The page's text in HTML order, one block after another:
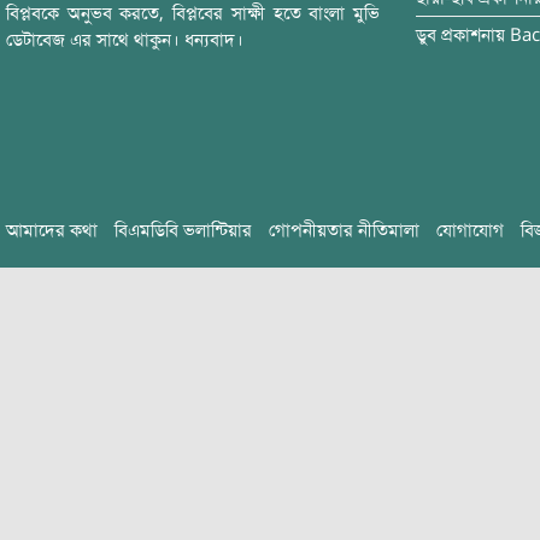
বিপ্লবকে অনুভব করতে, বিপ্লবের সাক্ষী হতে বাংলা মুভি
ডেটাবেজ এর সাথে থাকুন। ধন্যবাদ।
ডুব প্রকাশনায়
আমাদের কথা বিএমডিবি ভলান্টিয়ার গোপনীয়তার নীতিমালা যোগাযোগ